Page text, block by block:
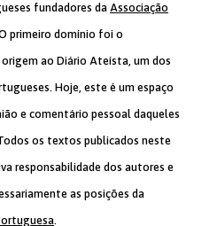
fundadores da Associação
primeiro domínio foi o
ao Diário Ateísta, um dos
Hoje, este é um espaço
e comentário pessoal daqueles
os textos publicados neste
responsabilidade dos autores e
as posições da
.